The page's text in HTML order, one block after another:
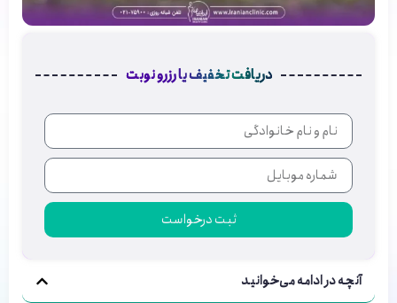
دریافت تخفیف یا رزرو نوبت
ثبت درخواست
آنچه در ادامه می‌خوانید